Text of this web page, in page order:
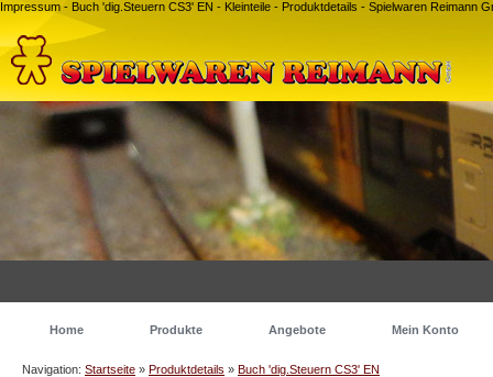
Impressum - Buch 'dig.Steuern CS3' EN - Kleinteile - Produktdetails - Spielwaren Reimann
Home Produkte Angebote Mein Konto
Navigation: Startseite » Produktdetails » Buch 'dig.Steuern CS3' EN